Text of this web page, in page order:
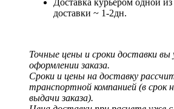
Доставка курьером одной
доставки ~ 1-2дн.
Точные цены и сроки доставки вы
оформлении заказа.
Сроки и цены на доставку
транспортной компанией (в срок
выдачи заказа).